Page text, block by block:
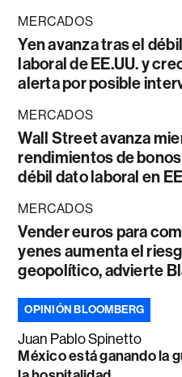
MERCADOS
Yen avanza tras el
laboral de EE.UU. y
alerta por posible
MERCADOS
Wall Street avanza
rendimientos de
débil dato laboral en
MERCADOS
Vender euros para
yenes aumenta el
geopolítico, advierte
OPINIÓN BLOOMBERG
Juan Pablo Spinetto
México está ganando la